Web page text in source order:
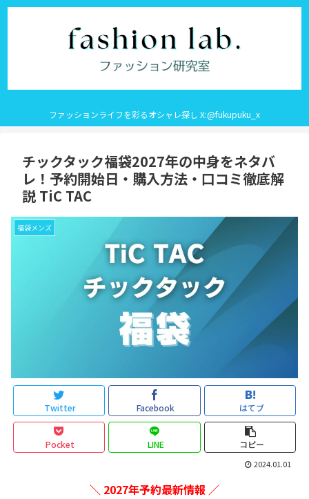
ファッションライフを彩るオシャレ探し X:@fukupuku_x
チックタック福袋2027年の中身をネタバ
レ！予約開始日・購入方法・口コミ徹底解
説 TiC TAC
福袋メンズ
Twitter Facebook はてブ
Pocket LINE コピー
2024.01.01
＼ 2027年予約最新情報 ／